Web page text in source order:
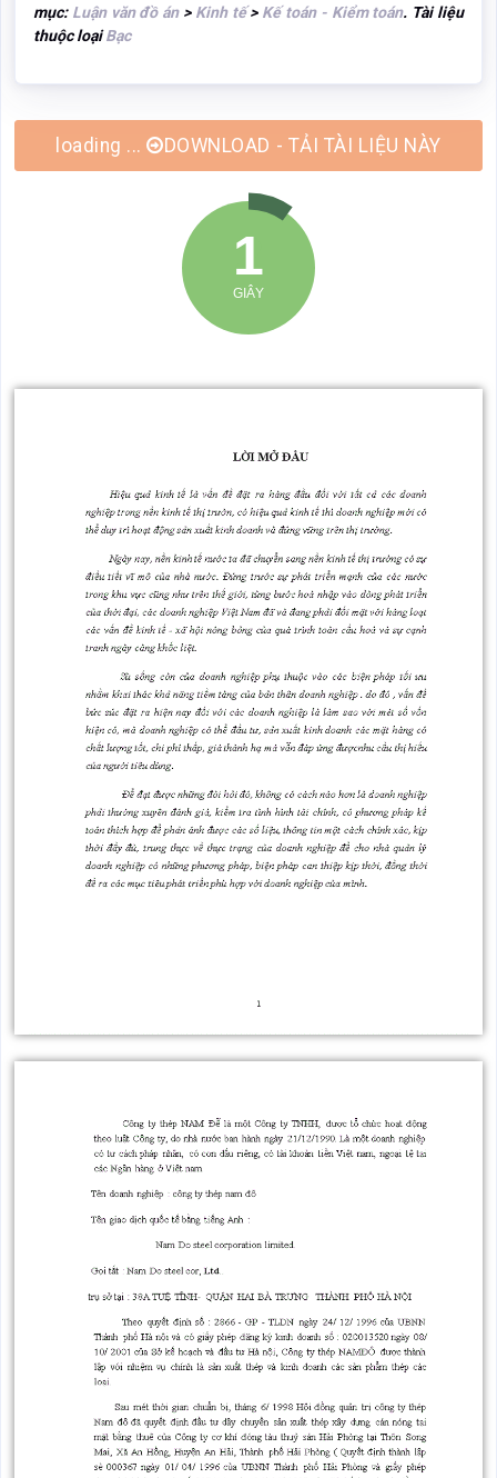
mục: Luận văn đồ án> Kinh tế> Kế toán - Kiểm toán. Tài liệu
thuộc loạiBạc
DOWNLOAD - TẢI TÀI LIỆU NÀY